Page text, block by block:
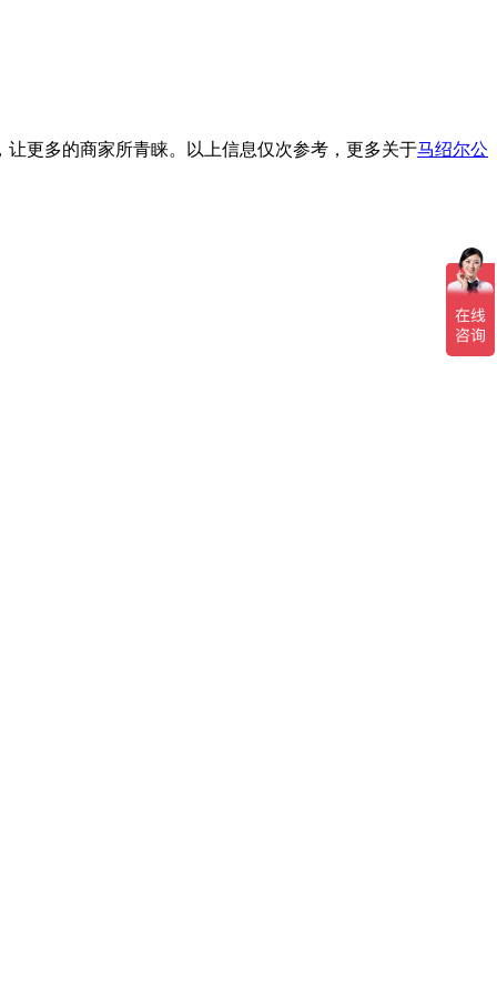
更多的商家所青睐。以上信息仅次参考，更多关于马绍尔公